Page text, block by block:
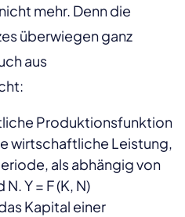
mehr. Denn die
überwiegen ganz
aus
Produktionsfunktion
wirtschaftliche Leistung,
als abhängig von
Y = F (K, N)
Kapital einer